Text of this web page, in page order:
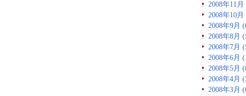
2008年11月
2008年10月
2008年9月
2008年8月
2008年7月
2008年6月
2008年5月
2008年4月
2008年3月